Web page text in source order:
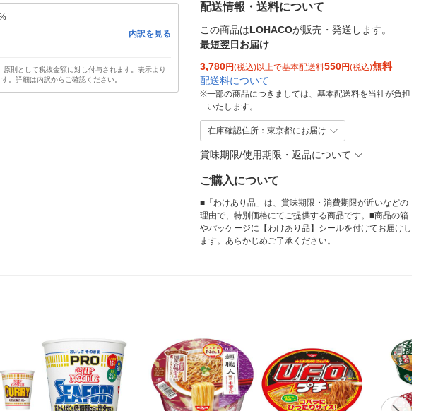
内訳を見る
則として税抜金額に対し付与されます。表示より
。詳細は内訳からご確認ください。
配送情報・送料について
この商品はLOHACOが販売・発送します。
最短翌日お届け
3,780円(税込)以上で基本配送料550円(税込)無料
配送料について
※一部の商品につきましては、基本配送料を当社が負担
いたします。
在庫確認住所：東京都にお届け
賞味期限/使用期限・返品について
ご購入について
■「わけあり品」は、賞味期限・消費期限が近いなどの
理由で、特別価格にてご提供する商品です。■商品の箱
やパッケージに【わけあり品】シールを付けてお届けし
ます。あらかじめご了承ください。